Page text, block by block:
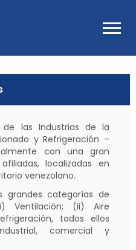
Venacor
Cámara Venezolana de las
Acondicionado y Refrigeración
de las Industrias de la
y Refrigeración –
con una gran
localizadas en
venezolano.
grandes categorías de
Ventilación; (ii) Aire
todos ellos
comercial y